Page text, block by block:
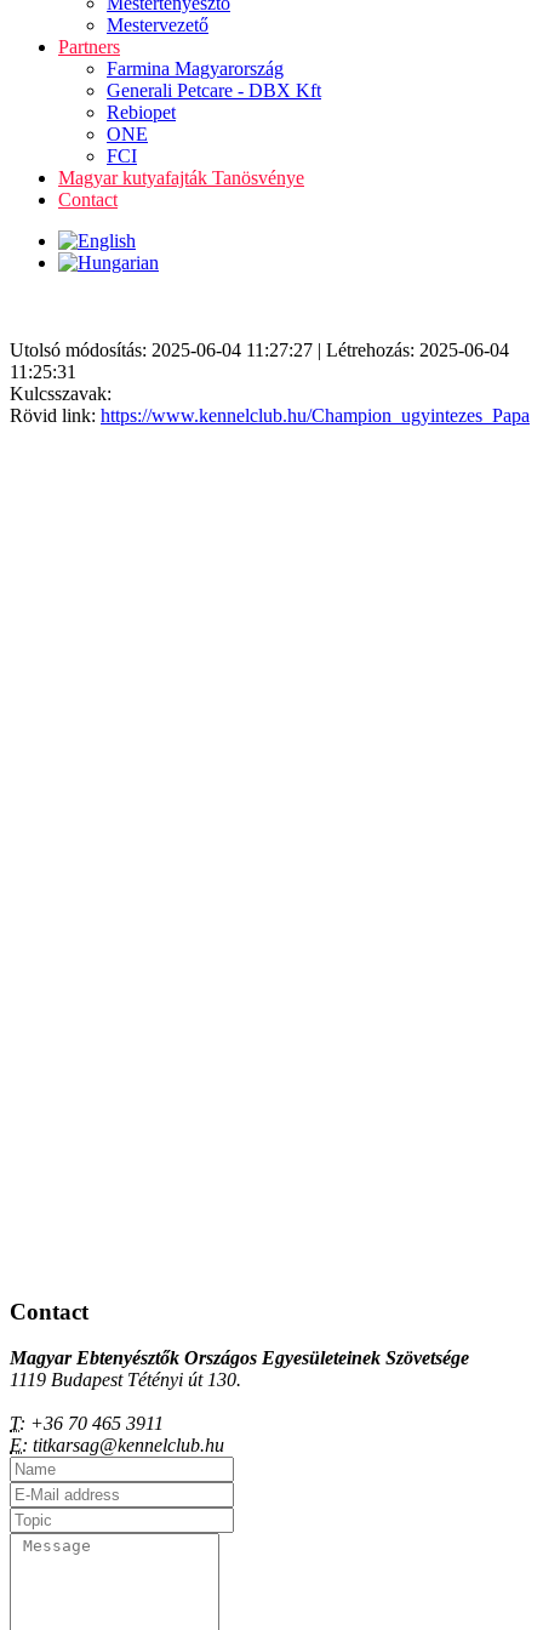
Mestervezető
Partners
Farmina Magyarország
Generali Petcare - DBX Kft
Rebiopet
ONE
FCI
Magyar kutyafajták Tanösvénye
Contact
Utolsó módosítás: 2025-06-04 11:27:27 | Létrehozás: 2025-06-04
11:25:31
Kulcsszavak:
Rövid link: https://www.kennelclub.hu/Champion_ugyintezes_Papa
Contact
Magyar Ebtenyésztők Országos Egyesületeinek Szövetsége
1119 Budapest Tétényi út 130.
T: +36 70 465 3911
E: titkarsag@kennelclub.hu